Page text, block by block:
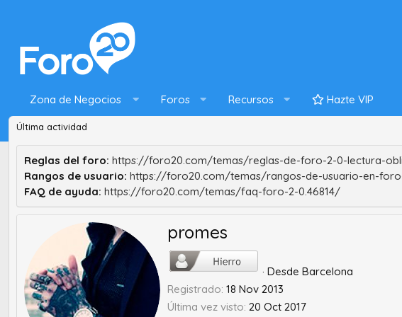
Zona de Negocios Foros Recursos Hazte VIP
Última actividad
Reglas del foro: https://foro20.com/temas/reglas-de-foro-2-0-lectura-
Rangos de usuario: https://foro20.com/temas/rangos-de-usuario-en-
FAQ de ayuda: https://foro20.com/temas/faq-foro-2-0.46814/
promes
· Desde Barcelona
Registrado 18 Nov 2013
Última vez visto 20 Oct 2017